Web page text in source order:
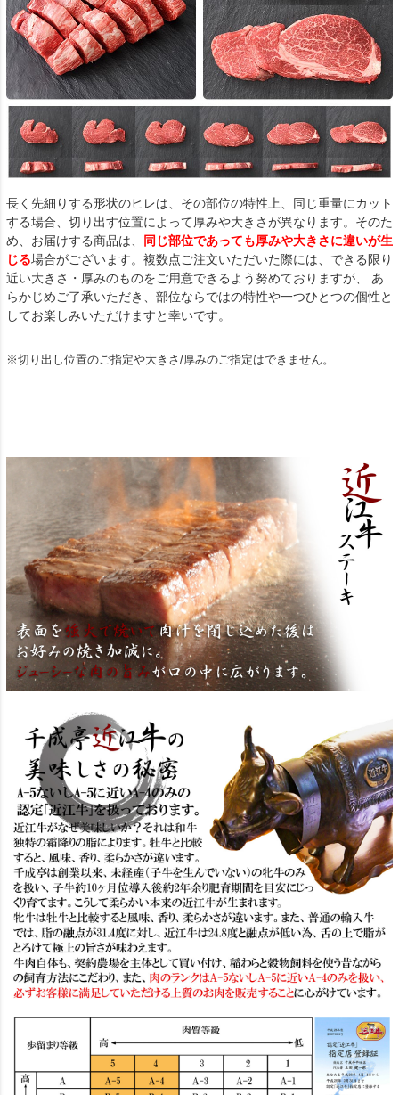
長く先細りする形状のヒレは、その部位の特性上、同じ重量にカット
する場合、切り出す位置によって厚みや大きさが異なります。そのた
め、お届けする商品は、
同じ部位であっても厚みや大きさに違いが生
じる場合がございます。複数点ご注文いただいた際には、できる限り
近い大きさ・厚みのものをご用意できるよう努めておりますが、 あ
らかじめご了承いただき、部位ならではの特性や一つひとつの個性と
してお楽しみいただけますと幸いです。
※切り出し位置のご指定や大きさ/厚みのご指定はできません。